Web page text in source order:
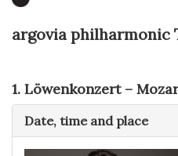
argovia philharmonic
1. Löwenkonzert –
Date, time and place